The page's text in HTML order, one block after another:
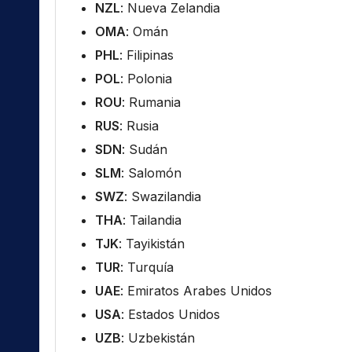
NZL: Nueva Zelandia
OMA: Omán
PHL: Filipinas
POL: Polonia
ROU: Rumania
RUS: Rusia
SDN: Sudán
SLM: Salomón
SWZ: Swazilandia
THA: Tailandia
TJK: Tayikistán
TUR: Turquía
UAE: Emiratos Arabes Unidos
USA: Estados Unidos
UZB: Uzbekistán